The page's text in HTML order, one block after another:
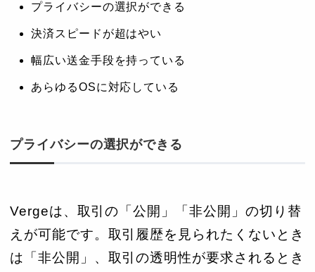
プライバシーの選択ができる
決済スピードが超はやい
幅広い送金手段を持っている
あらゆるOSに対応している
プライバシーの選択ができる
Vergeは、取引の「公開」「非公開」の切り替
えが可能です。取引履歴を見られたくないとき
は「非公開」、取引の透明性が要求されるとき